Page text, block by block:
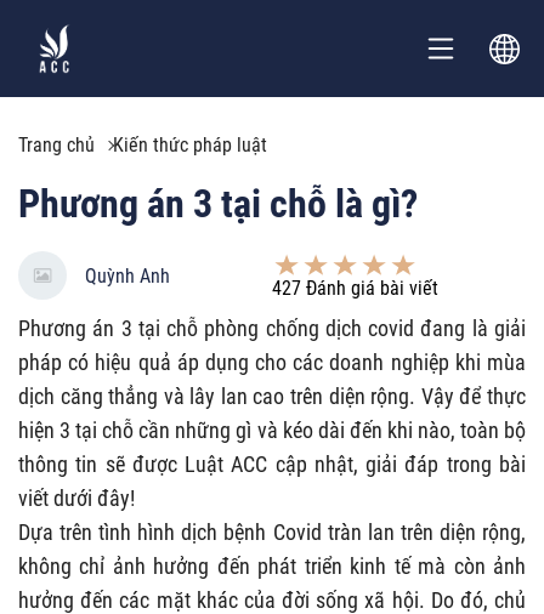
Trang chủ Kiến thức pháp luật
Phương án 3 tại chỗ là gì?
Quỳnh Anh
427 Đánh giá bài viết
Phương án 3 tại chỗ phòng chống dịch covid đang là giải
pháp có hiệu quả áp dụng cho các doanh nghiệp khi mùa
dịch căng thẳng và lây lan cao trên diện rộng. Vậy để thực
hiện 3 tại chỗ cần những gì và kéo dài đến khi nào, toàn bộ
thông tin sẽ được Luật ACC cập nhật, giải đáp trong bài
viết dưới đây!
Dựa trên tình hình dịch bệnh Covid tràn lan trên diện rộng,
không chỉ ảnh hưởng đến phát triển kinh tế mà còn ảnh
hưởng đến các mặt khác của đời sống xã hội. Do đó, chủ